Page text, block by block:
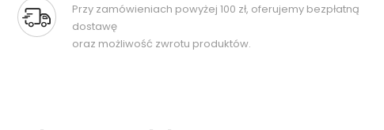
Przy zamówieniach powyżej 100 zł, oferujemy bezpłatną
dostawę
oraz możliwość zwrotu produktów.